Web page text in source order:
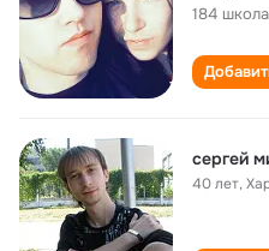
184 школа
сергей
40 лет,